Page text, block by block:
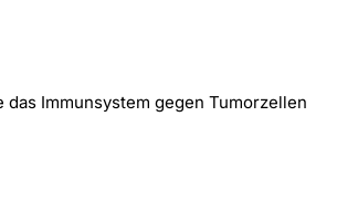
Immunsystem gegen Tumorzellen